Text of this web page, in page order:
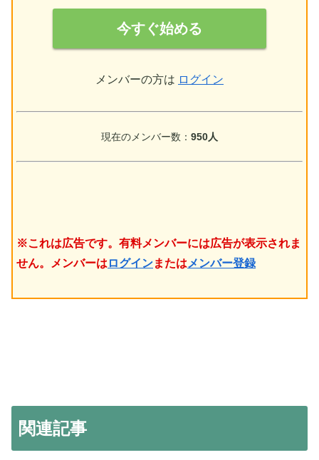
今すぐ始める
メンバーの方は ログイン
現在のメンバー数： 950人
※これは広告です。有料メンバーには広告が表示されま
せん。メンバーは ログインまたは メンバー登録
関連記事